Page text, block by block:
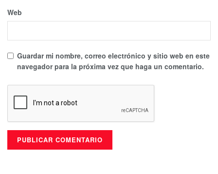
Web
Guardar mi nombre, correo electrónico y sitio web en este
navegador para la próxima vez que haga un comentario.